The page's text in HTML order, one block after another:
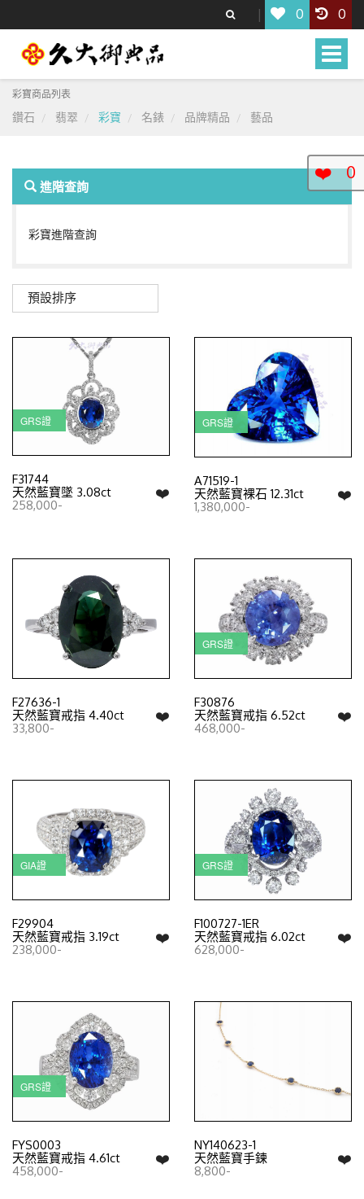
0 0
Toggle
彩寶商品列表
鑽石 翡翠 彩寶 名錶 品牌精品 藝品
進階查詢
彩寶進階查詢
預設排序
GRS證
F31744
❤️
天然藍寶墜 3.08ct
258,000-
GRS證
A71519-1
❤️
天然藍寶裸石 12.31ct
1,380,000-
F27636-1
❤️
天然藍寶戒指 4.40ct
33,800-
GRS證
F30876
❤️
天然藍寶戒指 6.52ct
468,000-
GIA證
F29904
❤️
天然藍寶戒指 3.19ct
238,000-
GRS證
F100727-1ER
❤️
天然藍寶戒指 6.02ct
628,000-
GRS證
FYS0003
❤️
天然藍寶戒指 4.61ct
458,000-
NY140623-1
❤️
天然藍寶手鍊
8,800-
❤️ 0